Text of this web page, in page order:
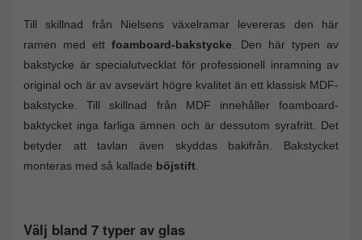
Till skillnad från Nielsens växelramar levereras den här
ramen med ett foamboard-bakstycke. Den här typen av
bakstycke är specialutvecklat för professionell inramning av
original och är av avsevärt högre kvalitet än ett klassisk MDF-
bakstycke. Till skillnad från MDF innehåller foamboard-
baktycket inga farliga ämnen och är dessutom syrafritt. Det
betyder att tavlan även skyddas bakifrån. Bakstycket
monteras med så kallade böjstift.
Välj bland 7 typer av glas